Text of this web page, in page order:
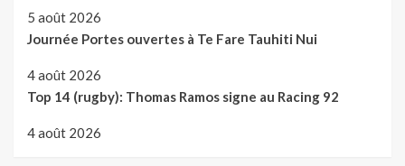
5 août 2026
Journée Portes ouvertes à Te Fare Tauhiti Nui
4 août 2026
Top 14 (rugby): Thomas Ramos signe au Racing 92
4 août 2026